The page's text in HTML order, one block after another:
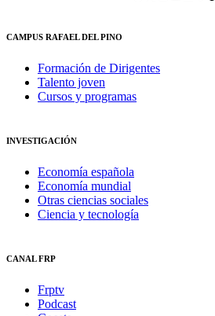
CAMPUS RAFAEL DEL PINO
Formación de Dirigentes
Talento joven
Cursos y programas
INVESTIGACIÓN
Economía española
Economía mundial
Otras ciencias sociales
Ciencia y tecnología
CANAL FRP
Frptv
Podcast